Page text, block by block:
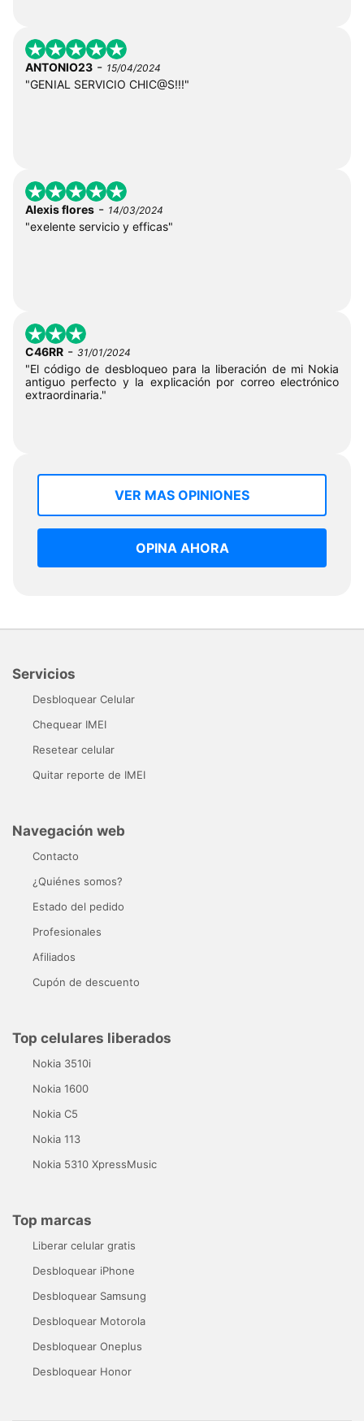
ANTONIO23 - 15/04/2024
"GENIAL SERVICIO CHIC@S!!!"
Alexis flores - 14/03/2024
"exelente servicio y efficas"
C46RR - 31/01/2024
"El código de desbloqueo para la liberación de mi Nokia
antiguo perfecto y la explicación por correo electrónico
extraordinaria."
VER MAS OPINIONES
OPINA AHORA
Servicios
Desbloquear Celular
Chequear IMEI
Resetear celular
Quitar reporte de IMEI
Navegación web
Contacto
¿Quiénes somos?
Estado del pedido
Profesionales
Afiliados
Cupón de descuento
Top celulares liberados
Nokia 3510i
Nokia 1600
Nokia C5
Nokia 113
Nokia 5310 XpressMusic
Top marcas
Liberar celular gratis
Desbloquear iPhone
Desbloquear Samsung
Desbloquear Motorola
Desbloquear Oneplus
Desbloquear Honor